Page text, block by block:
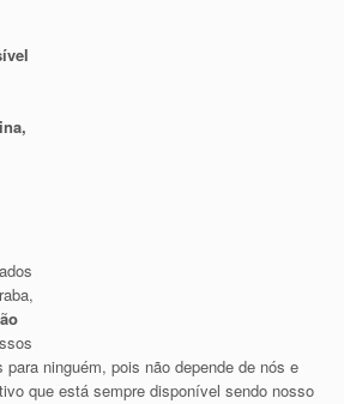
ninguém, pois não depende de nós e
que está sempre disponível sendo nosso